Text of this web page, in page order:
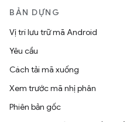
BẢN DỰNG
Vị trí lưu trữ mã Android
Yêu cầu
Cách tải mã xuống
Xem trước mã nhị phân
Phiên bản gốc